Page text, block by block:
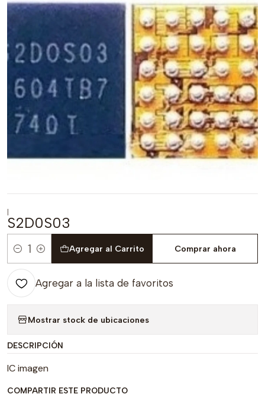
|
S2D0S03
Cantidad
Agregar al Carrito Comprar ahora
Agregar a la lista de favoritos
Mostrar stock de ubicaciones
DESCRIPCIÓN
IC imagen
COMPARTIR ESTE PRODUCTO